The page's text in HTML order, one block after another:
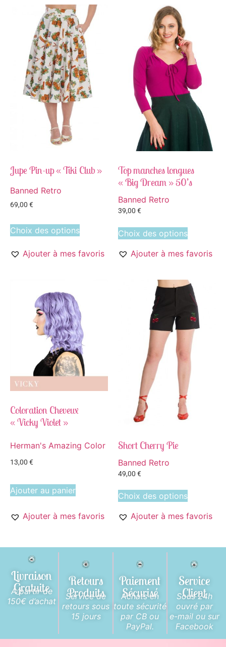
Jupe Pin-up « Tiki Club »
Banned Retro
69,00 €
Choix des options
Ajouter à mes favoris
Top manches longues
« Big Dream » 50’s
Banned Retro
39,00 €
Choix des options
Ajouter à mes favoris
Coloration Cheveux
« Vicky Violet »
Herman's Amazing Color
13,00 €
Ajouter au panier
Ajouter à mes favoris
Short Cherry Pie
Banned Retro
49,00 €
Choix des options
Ajouter à mes favoris
Livraison
Gratuite
A partir de
150€ d’achat
Retours
Produits
Service de
retours sous
15 jours
Paiement
Sécurisé
Achats en
toute sécurité
par CB ou
PayPal.
Service
Client
Sous 24h
ouvré par
e-mail ou sur
Facebook